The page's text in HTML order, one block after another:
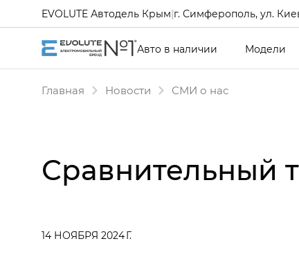
EVOLUTE Автодель Крым|г. Симферополь, ул.
Авто в наличии Модели
Главная Новости СМИ о нас
Сравнительный
14 НОЯБРЯ 2024 Г.